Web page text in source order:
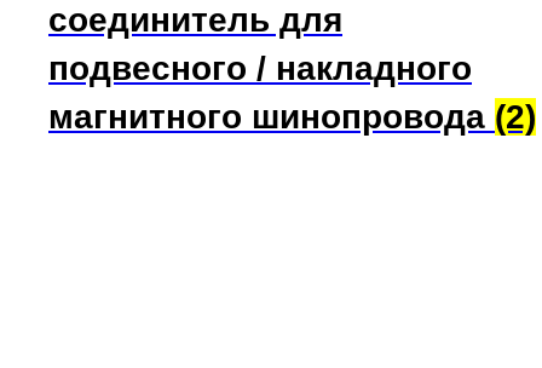
соединитель для
подвесного / накладного
магнитного шинопровода (2)